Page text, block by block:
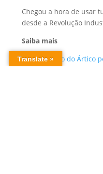
Chegou a hora de usar
desde a Revolução
Saiba mais
Aquecimento do Ártico